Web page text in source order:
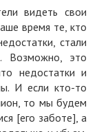
видеть свои
время те, кто
стали
Возможно, это
недостатки и
И если кто-то
то мы будем
[его заботе], а